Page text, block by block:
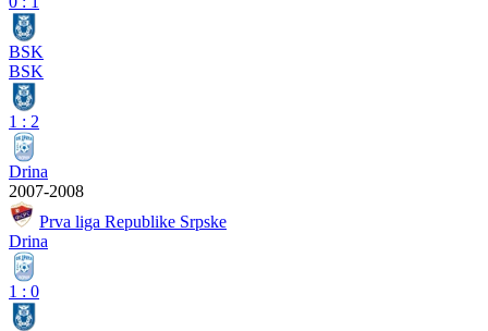
BSK
BSK
1 : 2
Drina
2007-2008
Prva liga Republike Srpske
Drina
1 : 0